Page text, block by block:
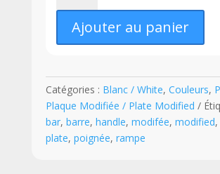
LEGO®
Plaque
Modifiée
x
2
avec
Barre
/
Ajouter au panier
Catégories : Blanc / White, Couleurs,
Plaque Modifiée / Plate Modified
bar, barre, handle, modifée, modified,
plate, poignée, rampe